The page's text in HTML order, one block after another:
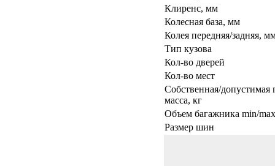
Клиренс, мм
Колесная база, мм
Колея передняя/задняя,
Тип кузова
Кол-во дверей
Кол-во мест
Собственная/допустимая
масса, кг
Объем багажника min/
Размер шин